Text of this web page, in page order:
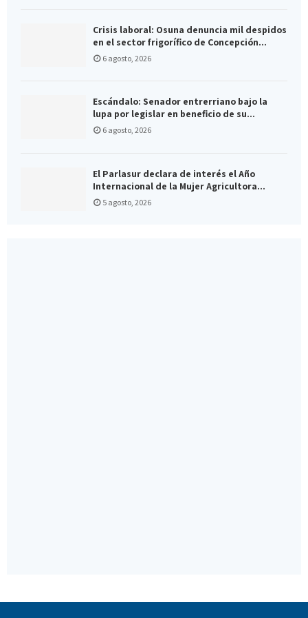
Crisis laboral: Osuna denuncia mil despidos
en el sector frigorífico de Concepción...
6 agosto, 2026
Escándalo: Senador entrerriano bajo la
lupa por legislar en beneficio de su...
6 agosto, 2026
El Parlasur declara de interés el Año
Internacional de la Mujer Agricultora...
5 agosto, 2026